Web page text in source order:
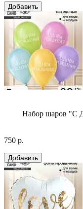
Набор шаров "С
750 р.